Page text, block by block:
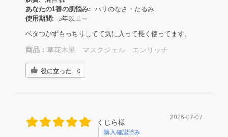
あなたの1番の肌悩み: ハリのなさ・たるみ
使用期間: 5年以上～
ベタつかずもっちりしてて気に入って長く使ってます。
商品： 草花木果 マスクジェル エンリッチ
役に立った 0
くじら様
購入確認済み
2026-07-07